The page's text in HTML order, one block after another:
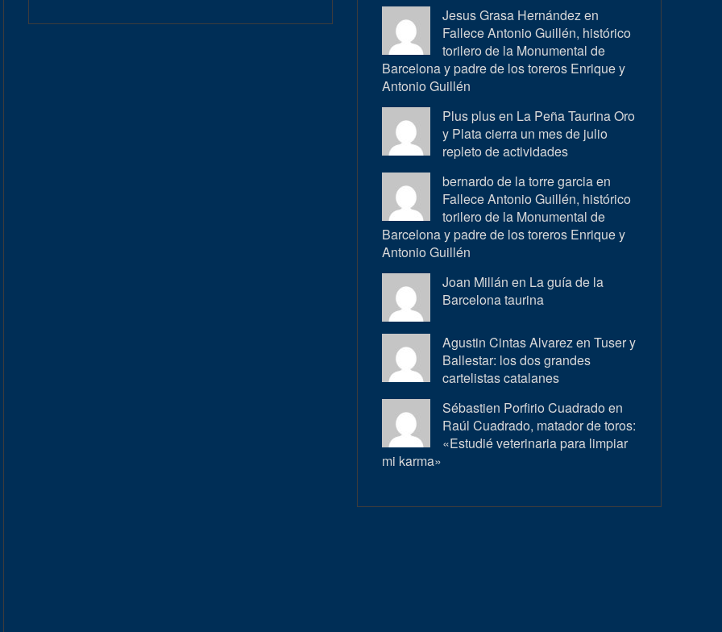
Jesus Grasa Hernández en
Fallece Antonio Guillén, histórico
torilero de la Monumental de
Barcelona y padre de los toreros Enrique y
Antonio Guillén
Plus plus en La Peña Taurina Oro
y Plata cierra un mes de julio
repleto de actividades
bernardo de la torre garcia en
Fallece Antonio Guillén, histórico
torilero de la Monumental de
Barcelona y padre de los toreros Enrique y
Antonio Guillén
Joan Millán en La guía de la
Barcelona taurina
Agustin Cintas Alvarez enTuser y
Ballestar: los dos grandes
cartelistas catalanes
Sébastien Porfirio Cuadrado en
Raúl Cuadrado, matador de toros:
«Estudié veterinaria para limpiar
mi karma»